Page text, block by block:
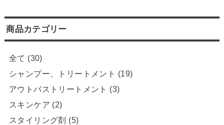
商品カテゴリー
全て (30)
シャンプー、トリートメント (19)
アウトバストリートメント (3)
スキンケア (2)
スタイリング剤 (5)